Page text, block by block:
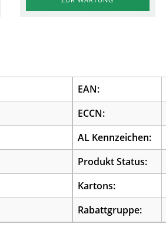
EAN:
ECCN:
AL Kennzeichen:
Produkt Status:
Kartons:
Rabattgruppe: